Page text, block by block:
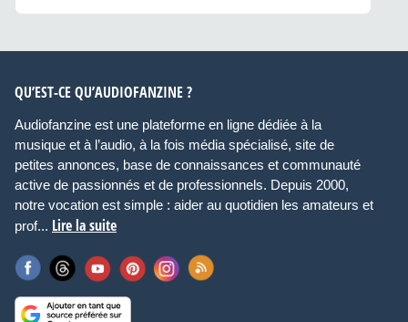
QU’EST-CE QU’AUDIOFANZINE ?
Audiofanzine est une plateforme en ligne dédiée à la
musique et à l’audio, à la fois média spécialisé, site de
petites annonces, base de connaissances et communauté
active de passionnés et de professionnels. Depuis 2000,
notre vocation est simple : aider au quotidien les amateurs et
prof... Lire la suite